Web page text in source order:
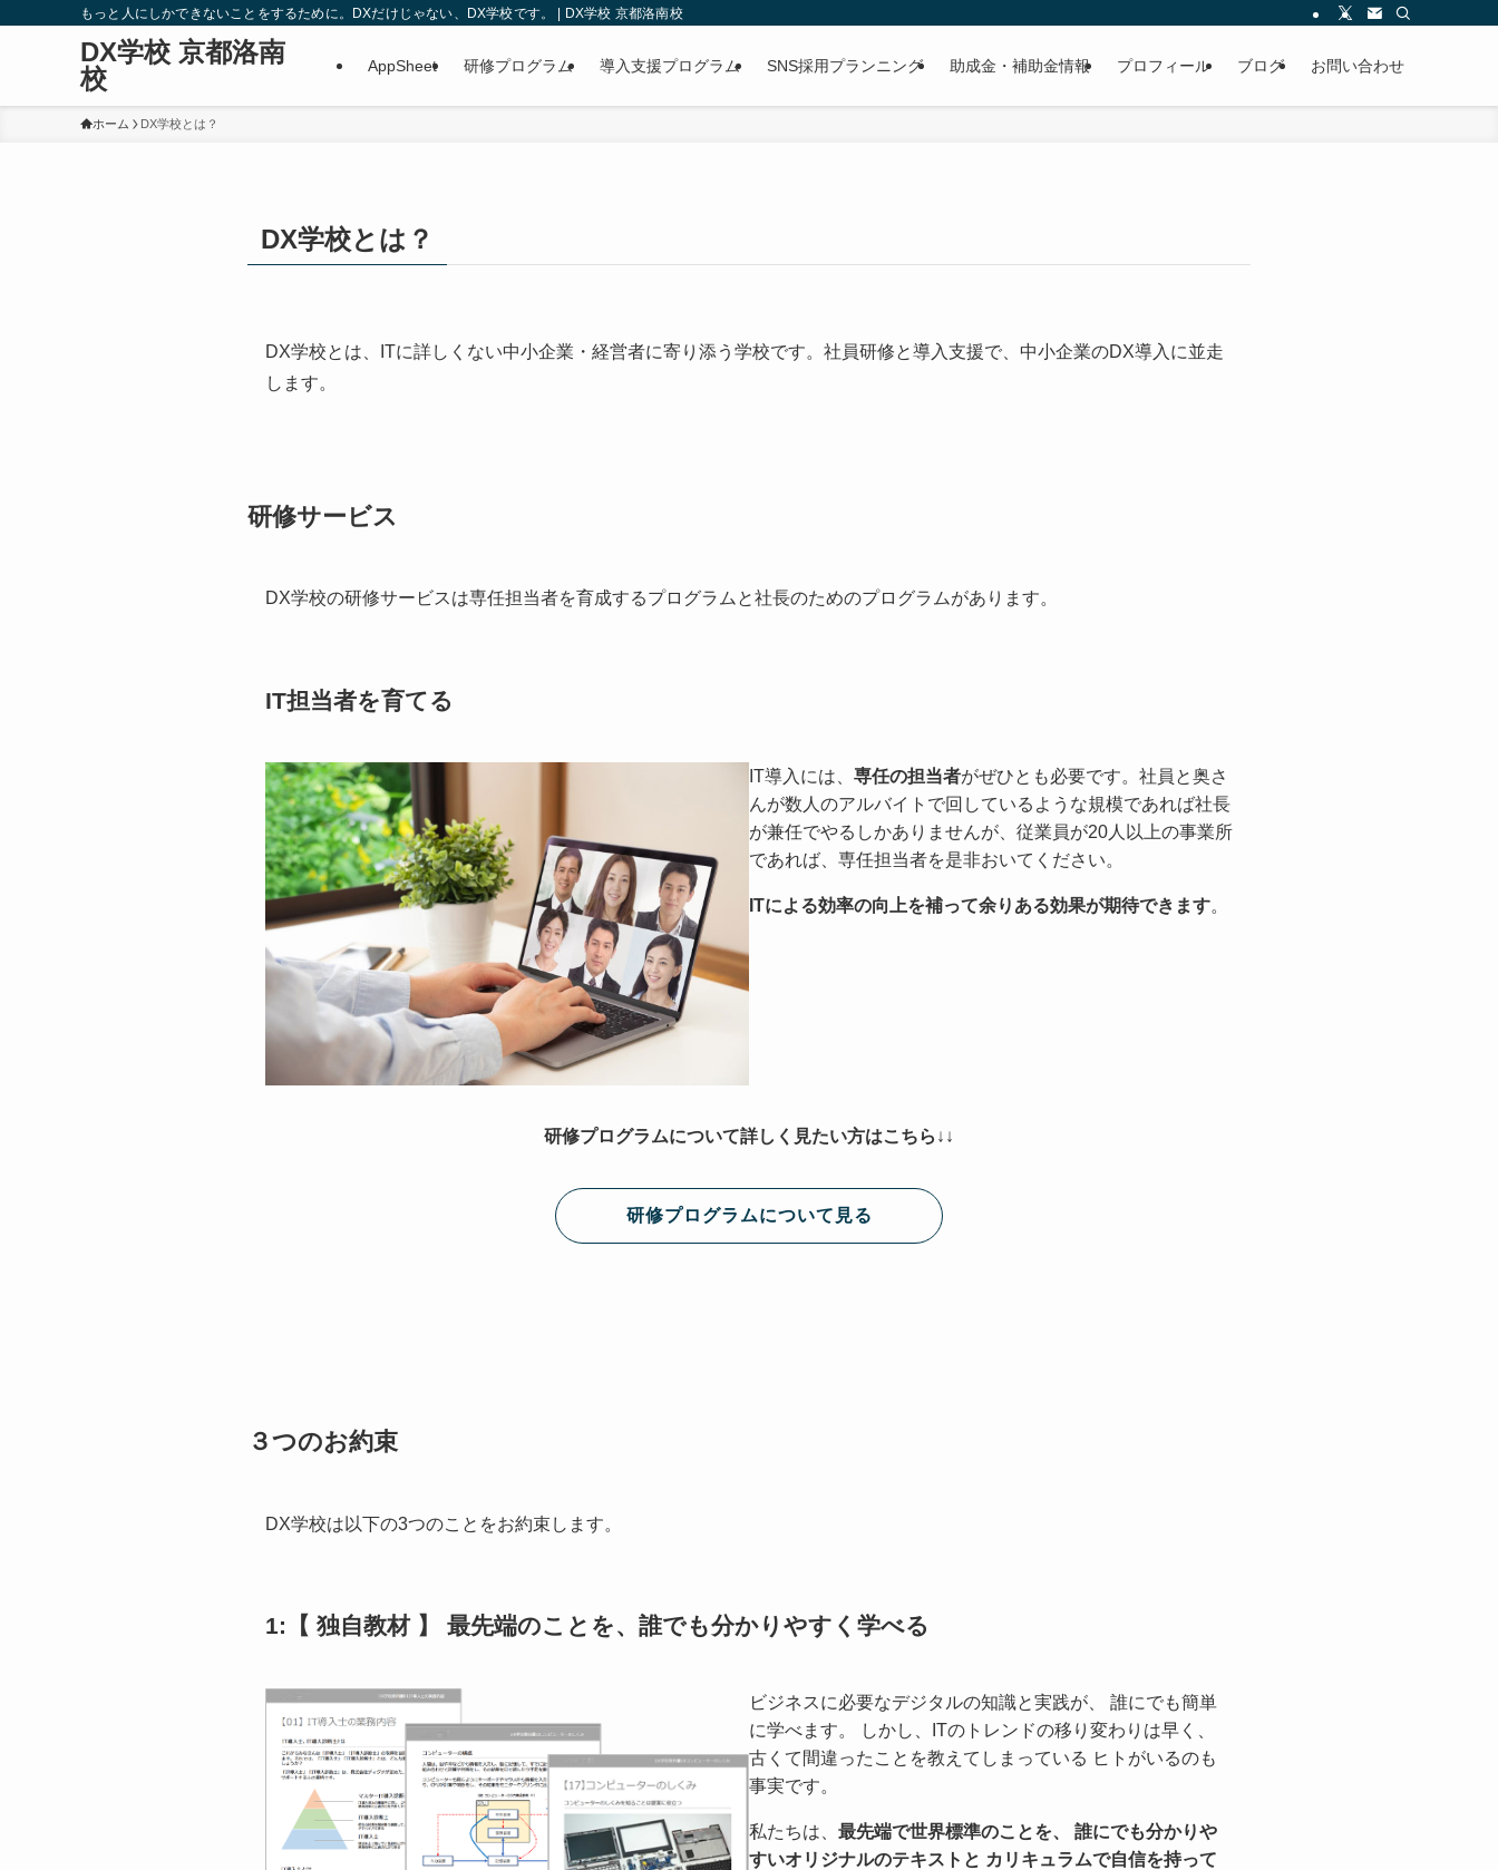
もっと人にしかできないことをするために。DXだけじゃない、DX学校です。 | DX学校 京都洛南校
DX学校 京都洛南
校
AppSheet 研修プログラム 導入支援プログラム SNS採用プランニング 助成金・補助金情報 プロフィール ブログ お問い合わせ
ホーム DX学校とは？
DX学校とは？
DX学校とは、ITに詳しくない中小企業・経営者に寄り添う学校です。社員研修と導入支援で、中小企業のDX導入に並走
します。
研修サービス
DX学校の研修サービスは専任担当者を育成するプログラムと社長のためのプログラムがあります。
IT担当者を育てる
IT導入には、 専任の担当者がぜひとも必要です。社員と奥さ
んが数人のアルバイトで回しているような規模であれば社長
が兼任でやるしかありませんが、従業員が20人以上の事業所
であれば、専任担当者を是非おいてください。
ITによる効率の向上を補って余りある効果が期待できます。
研修プログラムについて詳しく見たい方はこちら ↓↓
研修プログラムについて見る
３つのお約束
DX学校は以下の3つのことをお約束します。
1:【 独自教材 】 最先端のことを、誰でも分かりやすく学べる
ビジネスに必要なデジタルの知識と実践が、 誰にでも簡単
に学べます。 しかし、ITのトレンドの移り変わりは早く、
古くて間違ったことを教えてしまっている ヒトがいるのも
事実です。
私たちは、 最先端で世界標準のことを、 誰にでも分かりや
すいオリジナルのテキストと カリキュラムで自信を持って